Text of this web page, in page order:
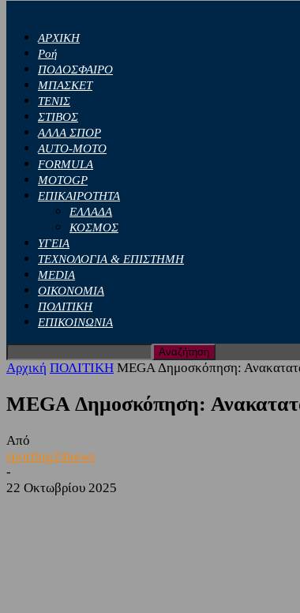
ΑΡΧΙΚΗ
Ροή
ΠΟΔΟΣΦΑΙΡΟ
ΜΠΑΣΚΕΤ
ΤΕΝΙΣ
ΣΤΙΒΟΣ
ΑΛΛΑ ΣΠΟΡ
AUTO-MOTO
FORMULA
MOTOGP
ΕΠΙΚΑΙΡΟΤΗΤΑ
ΕΛΛΑΔΑ
ΚΟΣΜΟΣ
ΥΓΕΙΑ
ΤΕΧΝΟΛΟΓΙΑ & ΕΠΙΣΤΗΜΗ
MEDIA
ΟΙΚΟΝΟΜΙΑ
ΠΟΛΙΤΙΚΗ
ΕΠΙΚΟΙΝΩΝΙΑ
Αρχική ΠΟΛΙΤΙΚΗ MEGA Δημοσκόπηση:
MEGA Δημοσκόπηση:
Από
sporting24news
-
22 Οκτωβρίου 2025